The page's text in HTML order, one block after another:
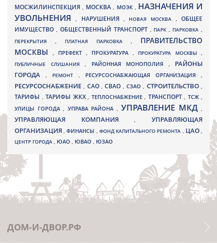
МОСЖИЛИНСПЕКЦИЯ, МОСКВА , МОЭК , НАЗНАЧЕНИЯ И
УВОЛЬНЕНИЯ, НАРУШЕНИЯ , НОВАЯ МОСКВА ,ОБЩЕЕ
ИМУЩЕСТВО , ОБЩЕСТВЕННЫЙ ТРАНСПОРТ , ПАРК, ПАРКОВКА ,
ПЕРЕКРЫТИЯ , ПЛАТНАЯ ПАРКОВКА , ПРАВИТЕЛЬСТВО
МОСКВЫ
, ПРЕФЕКТ , ПРОКУРАТУРА , ПРОКУРАТУРА МОСКВЫ ,
ПУБЛИЧНЫЕ СЛУШАНИЯ , РАЙОННАЯ МОНОПОЛИЯ , РАЙОНЫ
ГОРОДА
, РЕМОНТ , РЕСУРСОСНАБЖАЮЩАЯ ОРГАНИЗАЦИЯ ,
РЕСУРСОСНАБЖЕНИЕ, САО,СВАО ,СЗАО, СТРОИТЕЛЬСТВО,
ТАРИФЫ , ТАРИФЫ ЖКХ , ТЕПЛОСНАБЖЕНИЕ , ТРАНСПОРТ , ТСЖ ,
УЛИЦЫ ГОРОДА , УПРАВА РАЙОНА , УПРАВЛЕНИЕ МКД ,
УПРАВЛЯЮЩАЯ КОМПАНИЯ,УПРАВЛЯЮЩАЯ
ОРГАНИЗАЦИЯ,ФИНАНСЫ , ФОНД КАПИТАЛЬНОГО РЕМОНТА , ЦАО,
ЦЕНТР ГОРОДА , ЮАО , ЮВАО , ЮЗАО
ДОМ-И-ДВОР.РФ